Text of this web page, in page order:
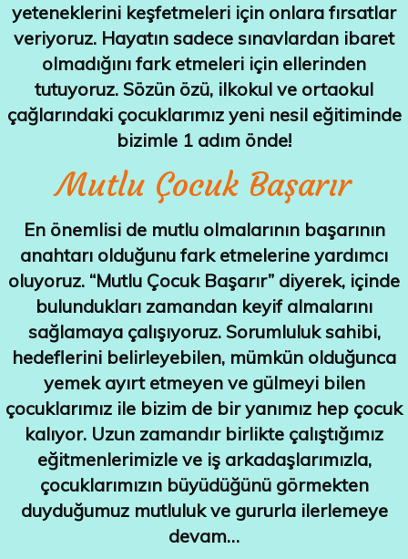
yeteneklerini keşfetmeleri için onlara fırsatlar
veriyoruz. Hayatın sadece sınavlardan ibaret
olmadığını fark etmeleri için ellerinden
tutuyoruz. Sözün özü, ilkokul ve ortaokul
çağlarındaki çocuklarımız yeni nesil eğitiminde
bizimle 1 adım önde!
Mutlu Çocuk Başarır
En önemlisi de mutlu olmalarının başarının
anahtarı olduğunu fark etmelerine yardımcı
oluyoruz. “Mutlu Çocuk Başarır” diyerek, içinde
bulundukları zamandan keyif almalarını
sağlamaya çalışıyoruz. Sorumluluk sahibi,
hedeflerini belirleyebilen, mümkün olduğunca
yemek ayırt etmeyen ve gülmeyi bilen
çocuklarımız ile bizim de bir yanımız hep çocuk
kalıyor. Uzun zamandır birlikte çalıştığımız
eğitmenlerimizle ve iş arkadaşlarımızla,
çocuklarımızın büyüdüğünü görmekten
duyduğumuz mutluluk ve gururla ilerlemeye
devam…